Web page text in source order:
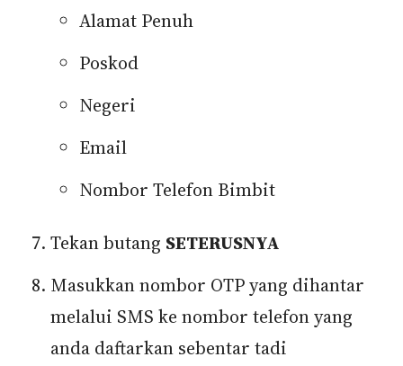
Alamat Penuh
Poskod
Negeri
Email
Nombor Telefon Bimbit
Tekan butang SETERUSNYA
Masukkan nombor OTP yang dihantar
melalui SMS ke nombor telefon yang
anda daftarkan sebentar tadi